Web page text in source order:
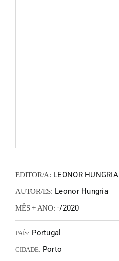
EDITOR/A: LEONOR HUNGRIA
AUTOR/ES: Leonor Hungria
MÊS + ANO: -/2020
PAÍS: Portugal
CIDADE: Porto